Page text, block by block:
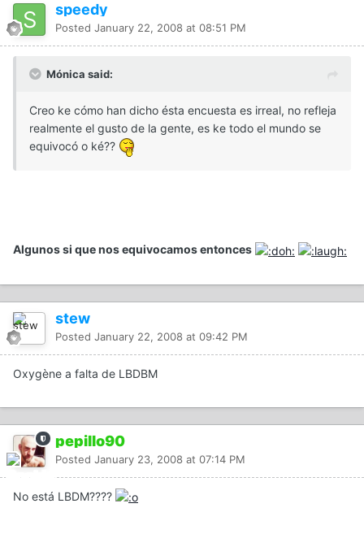
speedy
Posted January 22, 2008 at 08:51 PM
Mónica said:
Creo ke cómo han dicho ésta encuesta es irreal, no refleja
realmente el gusto de la gente, es ke todo el mundo se
equivocó o ké??
Algunos si que nos equivocamos entonces
stew
Posted January 22, 2008 at 09:42 PM
Oxygène a falta de LBDBM
pepillo90
Posted January 23, 2008 at 07:14 PM
No está LBDM????